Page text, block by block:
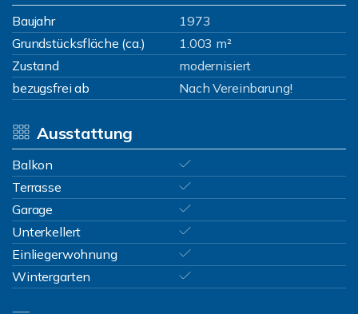
Baujahr
1973
Grundstücksfläche (ca.)
1.003 m²
Zustand
modernisiert
bezugsfrei ab
Nach Vereinbarung!
Ausstattung
Balkon
Terrasse
Garage
Unterkellert
Einliegerwohnung
Wintergarten